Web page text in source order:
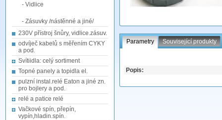
- Vidlice
- Zásuvky /nástěnné a jiné/
230V přístroj šnůry, vidlice.zásuv.
odvíječ kabelů s měřením CYKY
a pod.
Svítiidla: celý sortiment
Topné panely a topidla el.
pulzní instal.relé Eaton a jiné zn.
pro bojlery a pod.
relé a patice relé
Vačkové spín, přepín,
vypín,hladin.spín.
Parametry Související produkty
Popis: